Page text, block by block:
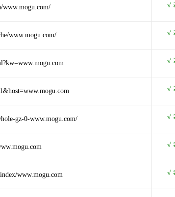
www.mogu.com/
www.mogu.com/
gz-0-www.mogu.com/
www.mogu.com